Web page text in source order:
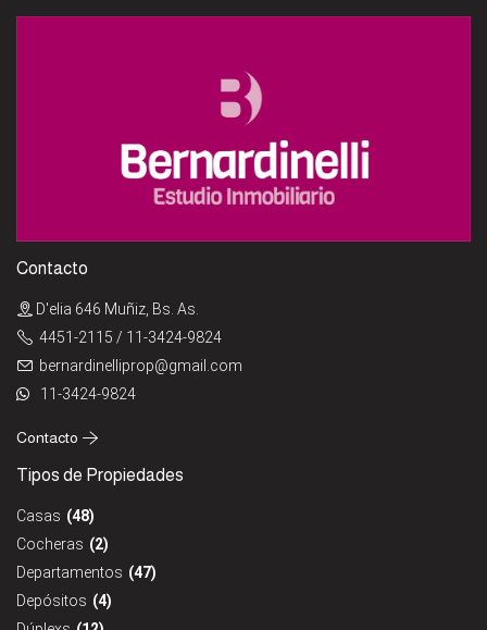
Contacto
D'elia 646 Muñiz, Bs. As.
4451-2115 / 11-3424-9824
bernardinelliprop@gmail.com
11-3424-9824
Contacto
Tipos de Propiedades
Casas (48)
Cocheras (2)
Departamentos (47)
Depósitos (4)